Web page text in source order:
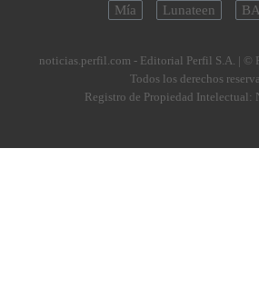
Mía
Lunateen
noticias.perfil.com - Editorial Perfil S.A. | ©
Todos los derechos
Registro de Propiedad Intelectual: